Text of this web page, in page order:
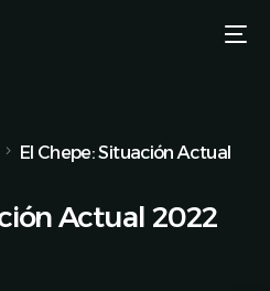
El Chepe: Situación Actual
Actual 2022